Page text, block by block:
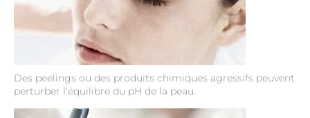
Des peelings ou des produits chimiques agressifs peuvent
perturber l'équilibre du pH de la peau.